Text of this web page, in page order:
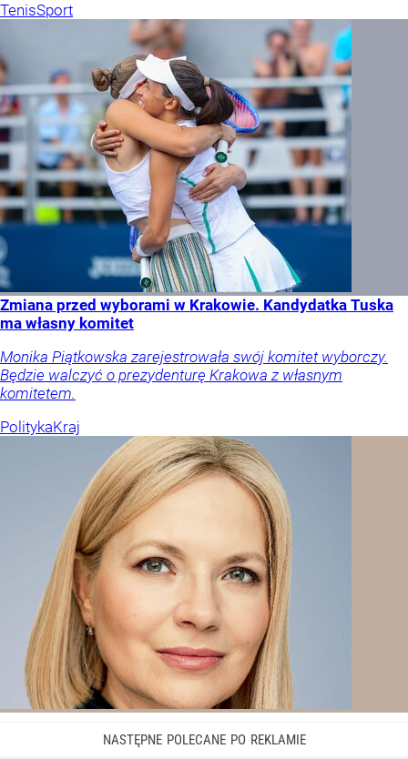
TenisSport
Zmiana przed wyborami w Krakowie. Kandydatka Tuska
ma własny komitet
Monika Piątkowska zarejestrowała swój komitet wyborczy.
Będzie walczyć o prezydenturę Krakowa z własnym
komitetem.
PolitykaKraj